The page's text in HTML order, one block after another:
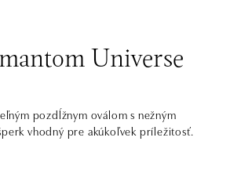
Universe
pozdĺžnym oválom s nežným
vhodný pre akúkoľvek príležitosť.